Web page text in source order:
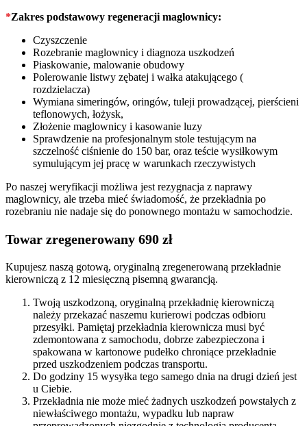
*Zakres podstawowy regeneracji maglownicy:
Czyszczenie
Rozebranie maglownicy i diagnoza uszkodzeń
Piaskowanie, malowanie obudowy
Polerowanie listwy zębatej i wałka atakującego (
rozdzielacza)
Wymiana simeringów, oringów, tuleji prowadzącej, pierścieni
teflonowych, łożysk,
Złożenie maglownicy i kasowanie luzy
Sprawdzenie na profesjonalnym stole testującym na
szczelność ciśnienie do 150 bar, oraz teście wysiłkowym
symulującym jej pracę w warunkach rzeczywistych
Po naszej weryfikacji możliwa jest rezygnacja z naprawy
maglownicy, ale trzeba mieć świadomość, że przekładnia po
rozebraniu nie nadaje się do ponownego montażu w samochodzie.
Towar zregenerowany 690 zł
Kupujesz naszą gotową, oryginalną zregenerowaną przekładnie
kierowniczą z 12 miesięczną pisemną gwarancją.
Twoją uszkodzoną, oryginalną przekładnię kierowniczą
należy przekazać naszemu kurierowi podczas odbioru
przesyłki. Pamiętaj przekładnia kierownicza musi być
zdemontowana z samochodu, dobrze zabezpieczona i
spakowana w kartonowe pudełko chroniące przekładnie
przed uszkodzeniem podczas transportu.
Do godziny 15 wysyłka tego samego dnia na drugi dzień jest
u Ciebie.
Przekładnia nie może mieć żadnych uszkodzeń powstałych z
niewłaściwego montażu, wypadku lub napraw